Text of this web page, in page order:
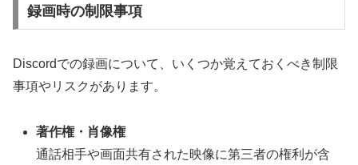
録画時の制限事項
Discordでの録画について、いくつか覚えておくべき制限
事項やリスクがあります。
著作権・肖像権
通話相手や画面共有された映像に第三者の権利が含